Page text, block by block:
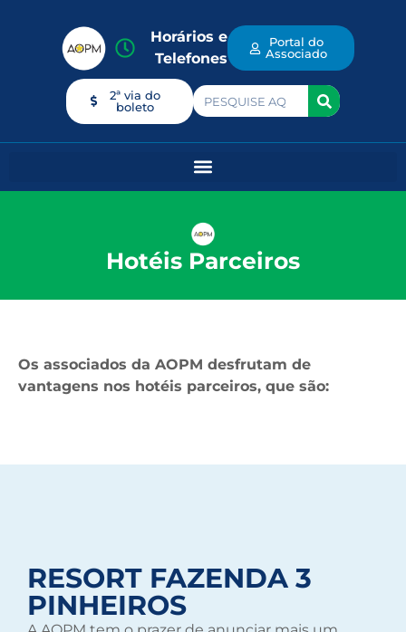
Horários e
Telefones
Portal do
Associado
2ª via do
boleto
Hotéis Parceiros
Os associados da AOPM desfrutam de
vantagens nos hotéis parceiros, que são:
RESORT FAZENDA 3
PINHEIROS